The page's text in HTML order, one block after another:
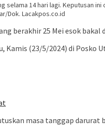
14 hari lagi. Keputusan ini
Dok. Lacakpos.co.id
berakhir 25 Mei esok bakal
Kamis (23/5/2024) di Posko
masa tanggap darurat